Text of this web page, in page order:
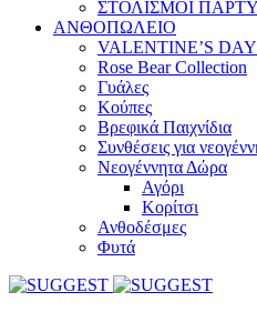
ΣΤΟΛΙΣΜΟΙ ΠΑΡΤΥ
ΑΝΘΟΠΩΛΕΙΟ
VALENTINE’S DAY
Rose Bear Collection
Γυάλες
Κούπες
Βρεφικά Παιχνίδια
Συνθέσεις για
Νεογέννητα Δώρα
Αγόρι
Κορίτσι
Ανθοδέσμες
Φυτά